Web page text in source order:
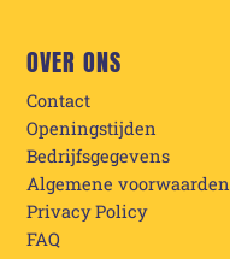
OVER ONS
Contact
Openingstijden
Bedrijfsgegevens
Algemene voorwaarden
Privacy Policy
FAQ